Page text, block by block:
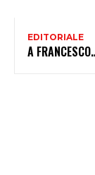
EDITORIALE
A